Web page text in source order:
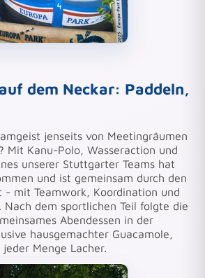
dem Neckar: Paddeln,
jenseits von Meetingräumen
Mit Kanu-Polo, Wasseraction und
unserer Stuttgarter Teams hat
und ist gemeinsam durch den
- mit Teamwork, Koordination und
Nach dem sportlichen Teil folgte die
Abendessen in der
hausgemachter Guacamole,
Menge Lacher.